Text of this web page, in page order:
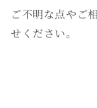
ご不明な点やご
せください。